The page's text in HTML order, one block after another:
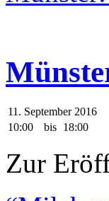
11. September 2016
10:00
bis 18:00
Zur